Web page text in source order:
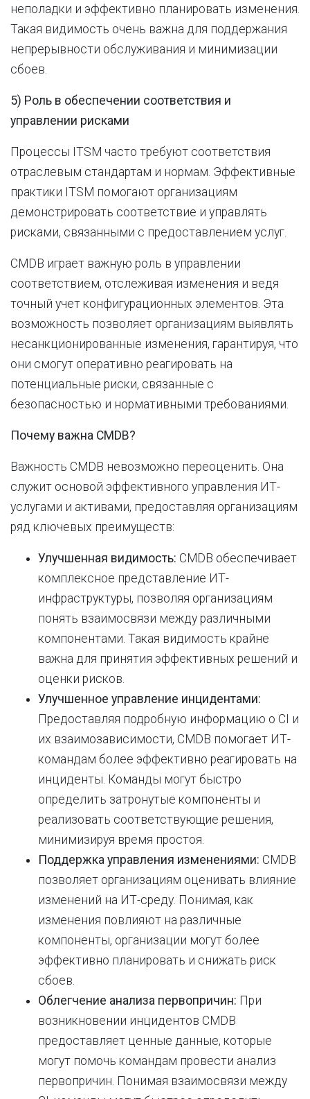
неполадки и эффективно планировать изменения.
Такая видимость очень важна для поддержания
непрерывности обслуживания и минимизации
сбоев.
5) Роль в обеспечении соответствия и
управлении рисками
Процессы ITSM часто требуют соответствия
отраслевым стандартам и нормам. Эффективные
практики ITSM помогают организациям
демонстрировать соответствие и управлять
рисками, связанными с предоставлением услуг.
CMDB играет важную роль в управлении
соответствием, отслеживая изменения и ведя
точный учет конфигурационных элементов. Эта
возможность позволяет организациям выявлять
несанкционированные изменения, гарантируя, что
они смогут оперативно реагировать на
потенциальные риски, связанные с
безопасностью и нормативными требованиями.
Почему важна CMDB?
Важность CMDB невозможно переоценить. Она
служит основой эффективного управления ИТ-
услугами и активами, предоставляя организациям
ряд ключевых преимуществ:
Улучшенная видимость: CMDB обеспечивает
комплексное представление ИТ-
инфраструктуры, позволяя организациям
понять взаимосвязи между различными
компонентами. Такая видимость крайне
важна для принятия эффективных решений и
оценки рисков.
Улучшенное управление инцидентами:
Предоставляя подробную информацию о CI и
их взаимозависимости, CMDB помогает ИТ-
командам более эффективно реагировать на
инциденты. Команды могут быстро
определить затронутые компоненты и
реализовать соответствующие решения,
минимизируя время простоя.
Поддержка управления изменениями: CMDB
позволяет организациям оценивать влияние
изменений на ИТ-среду. Понимая, как
изменения повлияют на различные
компоненты, организации могут более
эффективно планировать и снижать риск
сбоев.
Облегчение анализа первопричин: При
возникновении инцидентов CMDB
предоставляет ценные данные, которые
могут помочь командам провести анализ
первопричин. Понимая взаимосвязи между